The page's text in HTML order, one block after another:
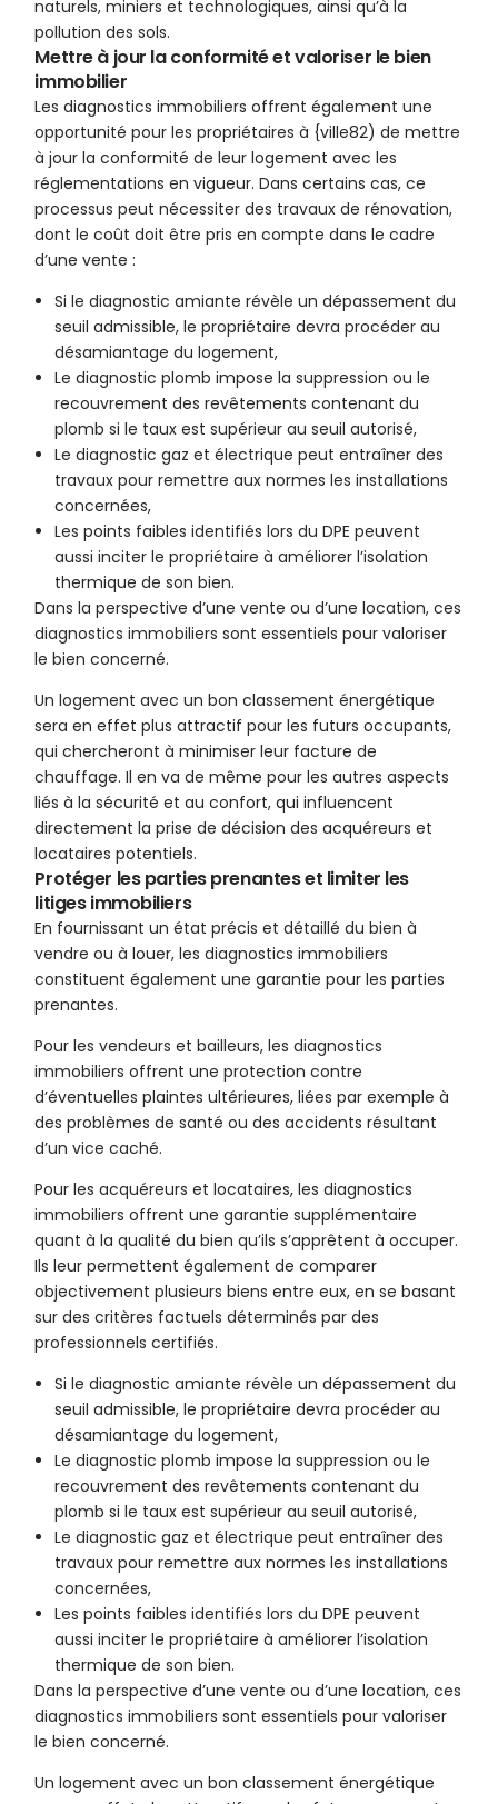
naturels, miniers et technologiques, ainsi qu’à la
pollution des sols.
Mettre à jour la conformité et valoriser le bien
immobilier
Les diagnostics immobiliers offrent également une
opportunité pour les propriétaires à {ville82) de mettre
à jour la conformité de leur logement avec les
réglementations en vigueur. Dans certains cas, ce
processus peut nécessiter des travaux de rénovation,
dont le coût doit être pris en compte dans le cadre
d’une vente :
Si le diagnostic amiante révèle un dépassement du
seuil admissible, le propriétaire devra procéder au
désamiantage du logement,
Le diagnostic plomb impose la suppression ou le
recouvrement des revêtements contenant du
plomb si le taux est supérieur au seuil autorisé,
Le diagnostic gaz et électrique peut entraîner des
travaux pour remettre aux normes les installations
concernées,
Les points faibles identifiés lors du DPE peuvent
aussi inciter le propriétaire à améliorer l’isolation
thermique de son bien.
Dans la perspective d’une vente ou d’une location, ces
diagnostics immobiliers sont essentiels pour valoriser
le bien concerné.
Un logement avec un bon classement énergétique
sera en effet plus attractif pour les futurs occupants,
qui chercheront à minimiser leur facture de
chauffage. Il en va de même pour les autres aspects
liés à la sécurité et au confort, qui influencent
directement la prise de décision des acquéreurs et
locataires potentiels.
Protéger les parties prenantes et limiter les
litiges immobiliers
En fournissant un état précis et détaillé du bien à
vendre ou à louer, les diagnostics immobiliers
constituent également une garantie pour les parties
prenantes.
Pour les vendeurs et bailleurs, les diagnostics
immobiliers offrent une protection contre
d’éventuelles plaintes ultérieures, liées par exemple à
des problèmes de santé ou des accidents résultant
d’un vice caché.
Pour les acquéreurs et locataires, les diagnostics
immobiliers offrent une garantie supplémentaire
quant à la qualité du bien qu’ils s’apprêtent à occuper.
Ils leur permettent également de comparer
objectivement plusieurs biens entre eux, en se basant
sur des critères factuels déterminés par des
professionnels certifiés.
Si le diagnostic amiante révèle un dépassement du
seuil admissible, le propriétaire devra procéder au
désamiantage du logement,
Le diagnostic plomb impose la suppression ou le
recouvrement des revêtements contenant du
plomb si le taux est supérieur au seuil autorisé,
Le diagnostic gaz et électrique peut entraîner des
travaux pour remettre aux normes les installations
concernées,
Les points faibles identifiés lors du DPE peuvent
aussi inciter le propriétaire à améliorer l’isolation
thermique de son bien.
Dans la perspective d’une vente ou d’une location, ces
diagnostics immobiliers sont essentiels pour valoriser
le bien concerné.
Un logement avec un bon classement énergétique